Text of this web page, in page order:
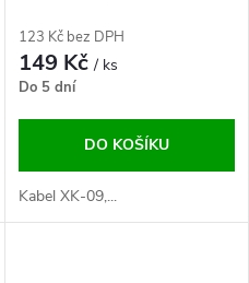
123 Kč bez DPH
149 Kč/ ks
Do 5 dní
DO KOŠÍKU
Kabel XK-09,...